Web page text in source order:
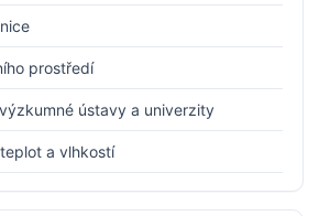
prostředí
ústavy a univerzity
a vlhkostí